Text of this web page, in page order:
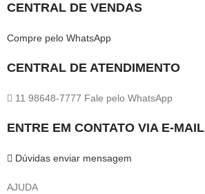
CENTRAL DE VENDAS
Compre pelo WhatsApp
CENTRAL DE ATENDIMENTO
11 98648-7777 Fale pelo WhatsApp
ENTRE EM CONTATO VIA E-MAIL
Dúvidas enviar mensagem
AJUDA